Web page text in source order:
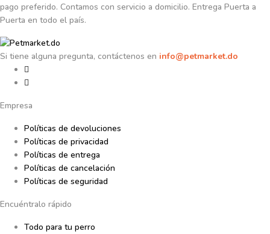
pago preferido. Contamos con servicio a domicilio. Entrega Puerta a
Puerta en todo el país.
Si tiene alguna pregunta, contáctenos en info@petmarket.do
Empresa
Políticas de devoluciones
Políticas de privacidad
Políticas de entrega
Políticas de cancelación
Políticas de seguridad
Encuéntralo rápido
Todo para tu perro